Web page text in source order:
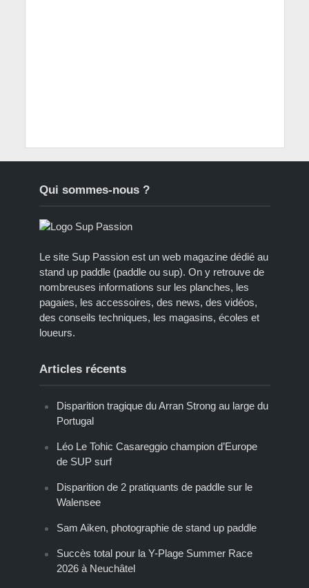
Qui sommes-nous ?
Le site Sup Passion est un web magazine dédié au
stand up paddle (paddle ou sup). On y retrouve de
nombreuses informations sur les planches, les
pagaies, les accessoires, des news, des vidéos,
des conseils techniques, les magasins, écoles et
loueurs.
Articles récents
Disparition tragique du Arran Strong au large du
Portugal
Léo Le Tohic Casareggio champion d’Europe
de SUP surf
Disparition de 2 pratiquants de paddle sur le
Walensee
Sam Aiken, photographie de stand up paddle
Succès total pour la Y-Plage Summer Race
2026 à Neuchâtel